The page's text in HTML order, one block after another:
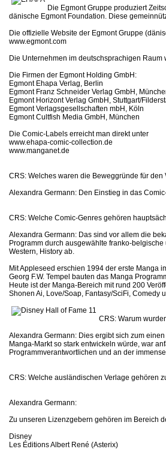
Die Egmont Gruppe produziert
dänische Egmont Foundation. Diese
Die offizielle Website der Egmont Gruppe
www.egmont.com
Die Unternehmen im deutschsprachigen
Die Firmen der Egmont Holding GmbH:
Egmont Ehapa Verlag, Berlin
Egmont Franz Schneider Verlag GmbH,
Egmont Horizont Verlag GmbH, Stuttgart/
Egmont Verlagsgesellschaften mbH, Köln
Egmont Cultfish Media GmbH, München
Die Comic-Labels erreicht man direkt unter
www.ehapa-comic-collection.de
www.manganet.de
CRS: Welches waren die Beweggründe für
Alexandra Germann: Den Einstieg in das
CRS: Welche Comic-Genres gehören
Alexandra Germann: Das sind vor allem die
Programm durch ausgewählte franko-
Western, History ab.
Mit Appleseed erschien 1994 der erste Manga
Georg F.W. Tempel bauten das Manga
Heute ist der Manga-Bereich mit rund 200
Shonen Ai, Love/Soap, Fantasy/SciFi, Comedy
CRS: Warum
Alexandra Germann: Dies ergibt sich zum
Manga-Markt so stark entwickeln würde, war
Programmverantwortlichen und an der
CRS: Welche ausländischen Verlage gehören
Alexandra Germann:
Zu unseren Lizenzgebern gehören im Bereich
Disney
Les Éditions Albert René (Asterix)